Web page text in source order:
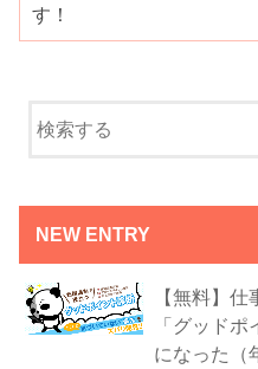
す！
NEW ENTRY
【無料】
「グッド
になった（